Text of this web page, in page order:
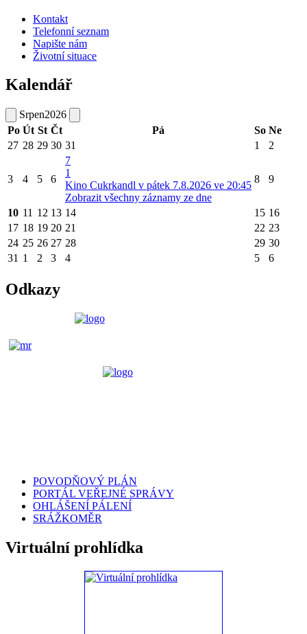
Kontakt
Telefonní seznam
Napište nám
Životní situace
Kalendář
Srpen2026
Po Út St Čt Pá So Ne
27 28 29 30 31 1 2
3 4 5 6
7
1
Kino Cukrkandl v pátek 7.8.2026 ve 20:45
Zobrazit všechny záznamy ze dne
8 9
10 11 12 13 14 15 16
17 18 19 20 21 22 23
24 25 26 27 28 29 30
31 1 2 3 4 5 6
Odkazy
POVODŇOVÝ PLÁN
PORTÁL VEŘEJNÉ SPRÁVY
OHLÁŠENÍ PÁLENÍ
SRÁŽKOMĚR
Virtuální prohlídka